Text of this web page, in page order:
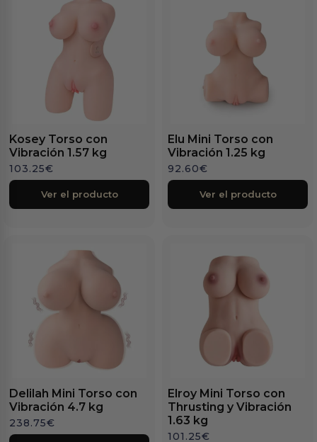
Kosey Torso con
Vibración 1.57 kg
103.25€
Ver el producto
Elu Mini Torso con
Vibración 1.25 kg
92.60€
Ver el producto
Delilah Mini Torso con
Vibración 4.7 kg
238.75€
Elroy Mini Torso con
Thrusting y Vibración
1.63 kg
101.25€